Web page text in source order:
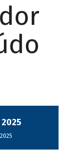
2025